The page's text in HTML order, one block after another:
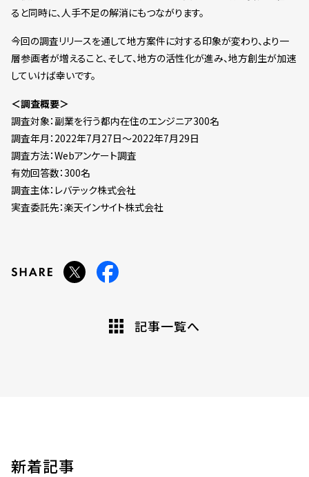
ると同時に、人手不足の解消にもつながります。
今回の調査リリースを通して地方案件に対する印象が変わり、より一
層参画者が増えること、そして、地方の活性化が進み、地方創生が加速
していけば幸いです。
＜調査概要＞
調査対象：副業を行う都内在住のエンジニア300名
調査年月：2022年7月27日～2022年7月29日
調査方法：Webアンケート調査
有効回答数：300名
調査主体：レバテック株式会社
実査委託先：楽天インサイト株式会社
記事一覧へ
新着記事